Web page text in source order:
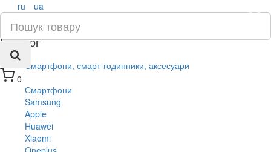
0
×
ru ua
Каталог
Смартфони, смарт-годинники, аксесуари
Смартфони
Samsung
Apple
Huawei
Xiaomi